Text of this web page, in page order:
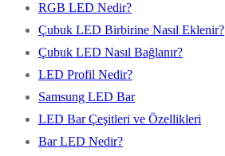
RGB LED Nedir?
Çubuk LED Birbirine Nasıl Eklenir?
Çubuk LED Nasıl Bağlanır?
LED Profil Nedir?
Samsung LED Bar
LED Bar Çeşitleri ve Özellikleri
Bar LED Nedir?